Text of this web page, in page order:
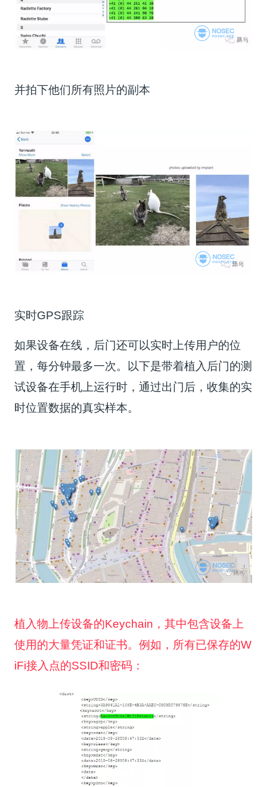
并拍下他们所有照片的副本
实时GPS跟踪
如果设备在线，后门还可以实时上传用户的位
置，每分钟最多一次。以下是带着植入后门的测
试设备在手机上运行时，通过出门后，收集的实
时位置数据的真实样本。
植入物上传设备的Keychain，其中包含设备上
使用的大量凭证和证书。例如，所有已保存的W
iFi接入点的SSID和密码：